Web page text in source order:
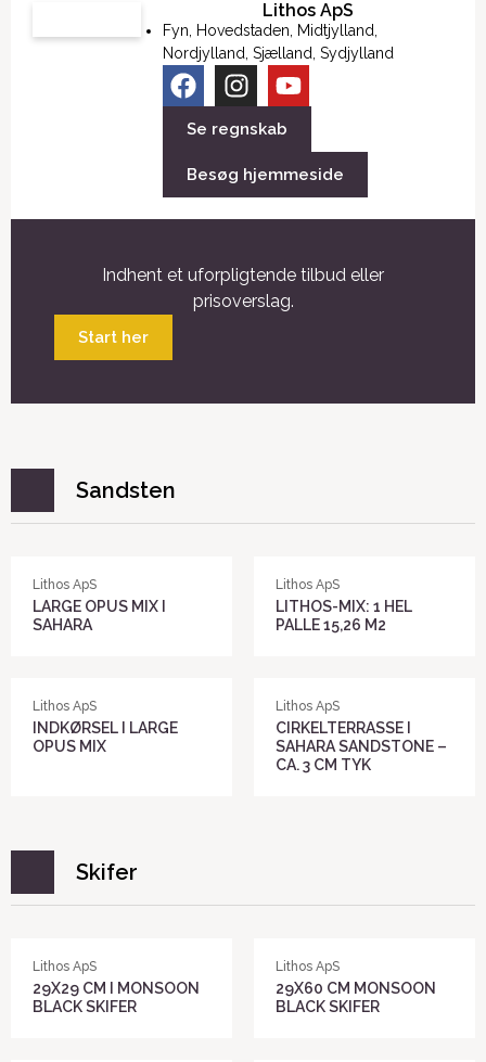
Lithos ApS
Fyn Hovedstaden Midtjylland
Nordjylland Sjælland Sydjylland
Se regnskab
Besøg hjemmeside
Indhent et uforpligtende tilbud eller
prisoverslag.
Start her
Sandsten
Lithos ApS
LARGE OPUS MIX I
SAHARA
Lithos ApS
LITHOS-MIX: 1 HEL
PALLE 15,26 M2
Lithos ApS
INDKØRSEL I LARGE
OPUS MIX
Lithos ApS
CIRKELTERRASSE I
SAHARA SANDSTONE –
CA. 3 CM TYK
Skifer
Lithos ApS
29X29 CM I MONSOON
BLACK SKIFER
Lithos ApS
29X60 CM MONSOON
BLACK SKIFER